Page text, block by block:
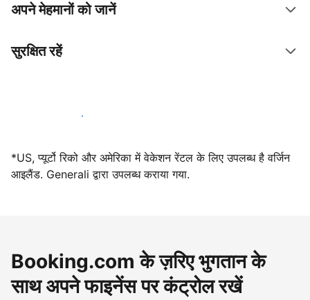
अपने मेहमानों को जानें
सुरक्षित रहें
आज ही हमारे साथ मेजबानी करें
*US, प्यूर्टो रिको और अमेरिका में वेकेशन रेंटल के लिए उपलब्ध है वर्जिन
आइलैंड. Generali द्वारा उपलब्ध कराया गया.
Booking.com के ज़रिए भुगतान के
साथ अपने फाइनेंस पर कंट्रोल रखें